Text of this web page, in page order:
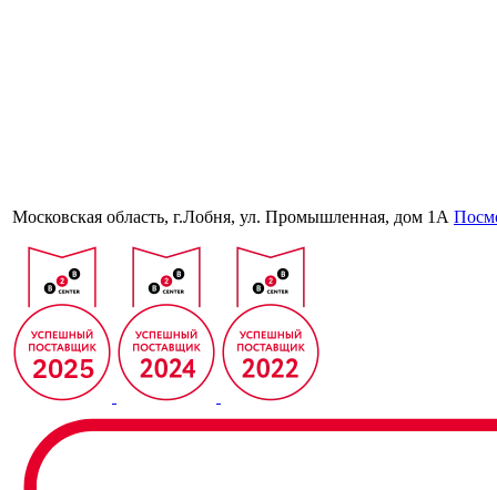
Московская область, г.Лобня, ул. Промышленная, дом 1А